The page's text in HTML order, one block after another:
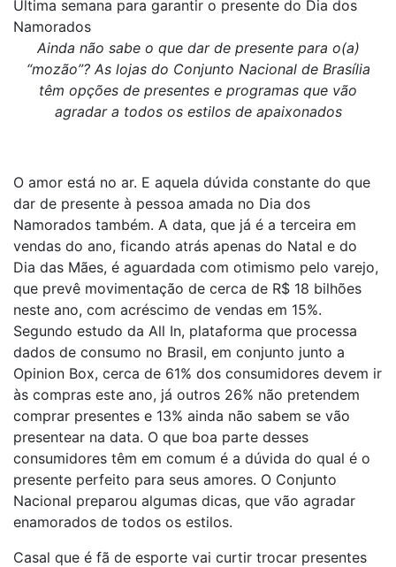
Última semana para garantir o presente do Dia dos
Namorados
Ainda não sabe o que dar de presente para o(a)
“mozão”? As lojas do Conjunto Nacional de Brasília
têm opções de presentes e programas que vão
agradar a todos os estilos de apaixonados
O amor está no ar. E aquela dúvida constante do que
dar de presente à pessoa amada no Dia dos
Namorados também. A data, que já é a terceira em
vendas do ano, ficando atrás apenas do Natal e do
Dia das Mães, é aguardada com otimismo pelo varejo,
que prevê movimentação de cerca de R$ 18 bilhões
neste ano, com acréscimo de vendas em 15%.
Segundo estudo da All In, plataforma que processa
dados de consumo no Brasil, em conjunto junto a
Opinion Box, cerca de 61% dos consumidores devem ir
às compras este ano, já outros 26% não pretendem
comprar presentes e 13% ainda não sabem se vão
presentear na data. O que boa parte desses
consumidores têm em comum é a dúvida do qual é o
presente perfeito para seus amores. O Conjunto
Nacional preparou algumas dicas, que vão agradar
enamorados de todos os estilos.
Casal que é fã de esporte vai curtir trocar presentes